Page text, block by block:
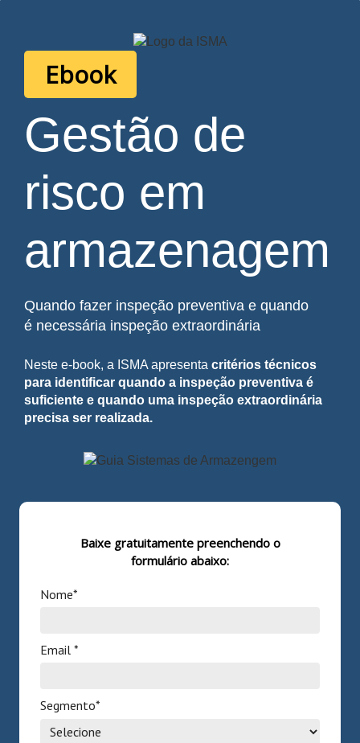
Ebook
Gestão de
risco em
armazenagem
Quando fazer inspeção preventiva e quando
é necessária inspeção extraordinária
Neste e-book, a ISMA apresenta critérios técnicos
para identificar quando a inspeção preventiva é
suficiente e quando uma inspeção extraordinária
precisa ser realizada.
Baixe gratuitamente preenchendo o
formulário abaixo:
Nome*
Email *
Segmento*